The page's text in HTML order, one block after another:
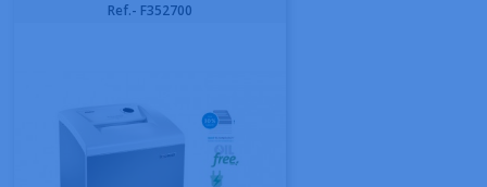
Ref.- F352700